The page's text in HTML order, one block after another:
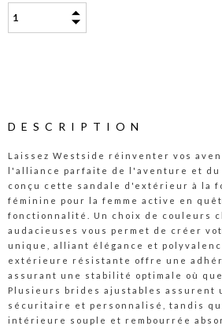
DESCRIPTION
Laissez Westside réinventer vos
l'alliance parfaite de l'aventure et du
conçu cette sandale d'extérieur à la
féminine pour la femme active en
fonctionnalité. Un choix de couleurs
audacieuses vous permet de créer
unique, alliant élégance et
extérieure résistante offre une
assurant une stabilité optimale où
Plusieurs brides ajustables assurent
sécuritaire et personnalisé, tandis
intérieure souple et rembourrée